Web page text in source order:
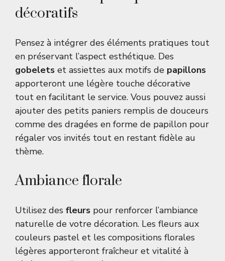
décoratifs
Pensez à intégrer des éléments pratiques tout
en préservant l’aspect esthétique. Des
gobelets et assiettes aux motifs de papillons
apporteront une légère touche décorative
tout en facilitant le service. Vous pouvez aussi
ajouter des petits paniers remplis de douceurs
comme des dragées en forme de papillon pour
régaler vos invités tout en restant fidèle au
thème.
Ambiance florale
Utilisez des fleurs pour renforcer l’ambiance
naturelle de votre décoration. Les fleurs aux
couleurs pastel et les compositions florales
légères apporteront fraîcheur et vitalité à